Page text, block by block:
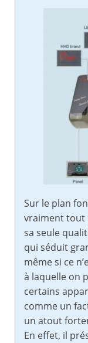
Sur le plan
vraiment tout
sa seule
qui séduit
même si ce
à laquelle on
certains
comme un
un atout
En effet, il